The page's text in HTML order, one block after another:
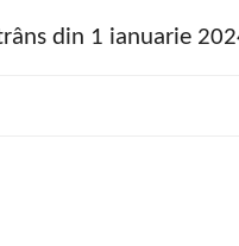
din 1 ianuarie